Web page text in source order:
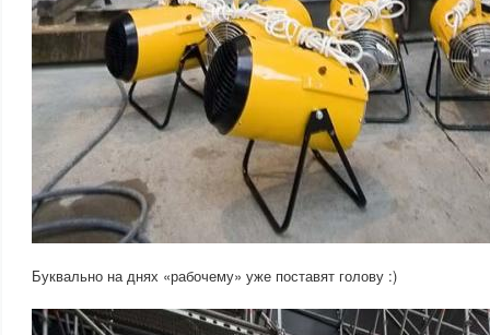
Буквально на днях «рабочему» уже поставят голову :)